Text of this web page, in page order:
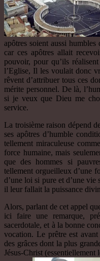
apôtres soient aussi
car ces apôtres allait
pouvoir, pour qu’ils
l’Eglise, Il les voulait donc
rêvent d’attribuer tous ces
mérite personnel. De là,
si je veux que Dieu me
service.
La troisième raison dépend
ses apôtres d’humble
tellement miraculeuse
force humaine, mais
que des hommes si
tellement orgueilleux d’une
d’une loi si pure et d’une vie
il leur fallait la puissance
Alors, parlant de cet appel
ici faire une remarque,
sacerdotale, et à la bonne
vocation. Le prêtre est
des grâces dont la plus
Jésus-Christ (essentiellement